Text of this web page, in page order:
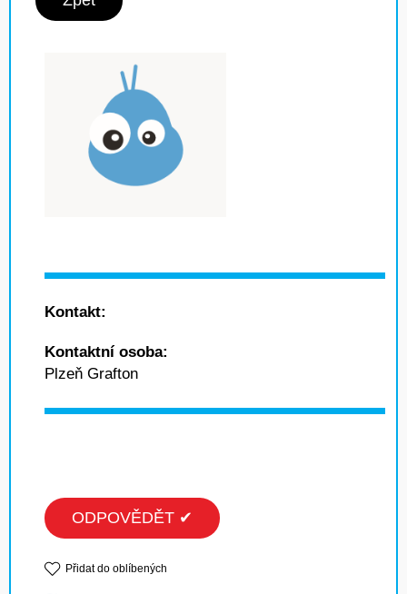
Kontakt:
Kontaktní osoba:
Plzeň Grafton
ODPOVĚDĚT ✔
Přidat do oblíbených